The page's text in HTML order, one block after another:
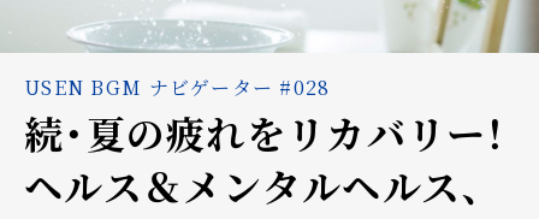
USEN BGM ナビゲーター #028
続・夏の疲れをリカバリー！
ヘルス＆メンタルヘルス、